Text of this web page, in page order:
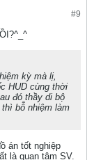
#9
kỳ mà lị,
HUD cùng thời
đó thầy di bộ
bỗ nhiệm làm
án tốt nghiệp
là quan tâm SV.